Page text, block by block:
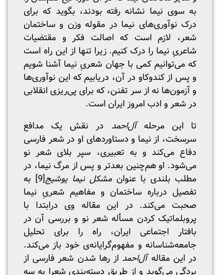
به سوی نیما نشانه رفته بودند، بگوید که برای
درک نوآوری‌های نیما در مقوله وزن و ساختمان
شعر، لازم است که اصالت فکر و مقتضیات
شاعریِ نیما را درک کنیم. زیرا تنها از این راه است
که می‌توانیم کمی با جهان شعریِ نیما آشنا شویم
و پس از کندوکاو در آن، دریابیم که این نوآوری‌ها
و آزمون‌ها نه از سر تفنن، که برای پی‌ریزی انقلابی
در شعر و ادب امروز ایران است.
تا این مرحلهآل‌احمد در نقش یک مدافع
سرسخت، از نیما و دستاوردهای او در شعر فارسی
دفاع می‌کند و به تعبیری، سپر بلای شعر نو
می‌شود. او هم‌چنین بعدتر و پس از مرگ نیما، در
مطلب بلندی با عنوان مشکل نیما یوشیج[9]
به
تفصیل درباره ساختمان و مفاهیم شعریِ نیما
صحبت می‌کند. در این مقاله وی درابتدا با
پروبلماتیک کردن مسأله شعر نو و بررسی آن در
بافتار اجتماعی ایران، راه را برای تحلیل
جامعه‌شناسانه و مفهوم‌گرایانه‌ی خود باز می‌کند.
در این مقالهآل‌احمد از رها شدن شعر فارسی از
بردگی می‌گوید و از طریق دسته‌بندی شعرا به سه